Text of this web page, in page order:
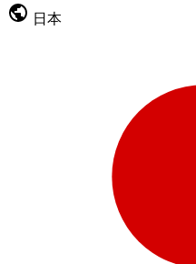
日本